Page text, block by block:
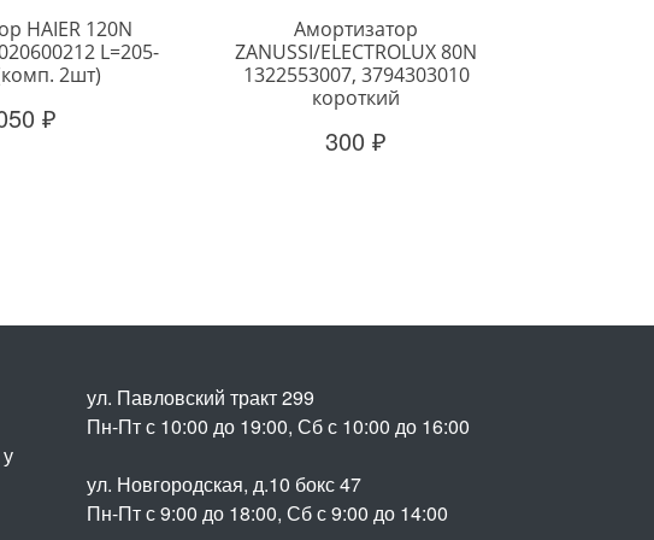
HAIER 120N
L=205-
2шт)
₽
Амортизатор
ZANUSSI/ELECTROLUX 80N
1322553007, 3794303010
короткий
300 ₽
ул. Павловский тракт 299
Пн-Пт с 10:00 до 19:00, Сб с 10:00 до 16:00
ул. Новгородская, д.10 бокс 47
Пн-Пт с 9:00 до 18:00, Сб с 9:00 до 14:00